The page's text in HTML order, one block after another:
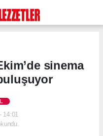
sinema
14:01